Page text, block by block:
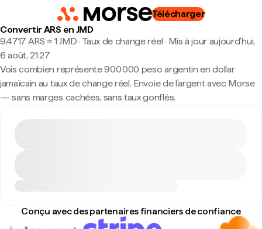
Télécharger
Convertir ARS en JMD
9,4717 ARS ≈ 1 JMD · Taux de change réel · Mis à jour aujourd’hui,
6 août, 21:27
Vois combien représente 900 000 peso argentin en dollar
jamaïcain au taux de change réel. Envoie de l'argent avec Morse
— sans marges cachées, sans taux gonflés.
Conçu avec des partenaires financiers de confiance